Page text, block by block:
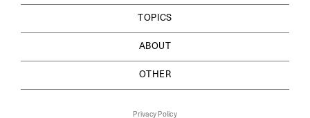
TOPICS
ABOUT
OTHER
Privacy Policy